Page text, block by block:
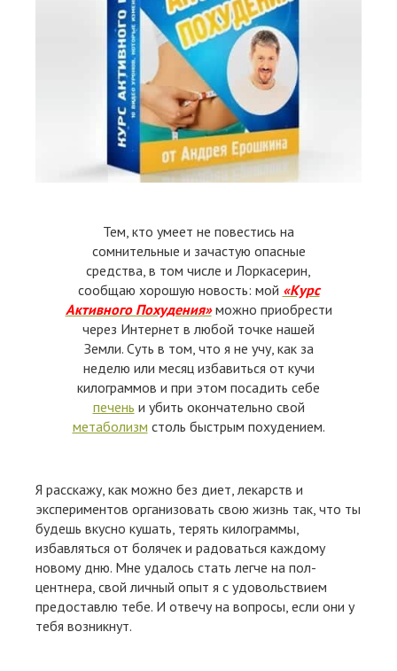
Тем, кто умеет не повестись на
сомнительные и зачастую опасные
средства, в том числе и Лоркасерин,
сообщаю хорошую новость: мой «Курс
Активного Похудения»можно приобрести
через Интернет в любой точке нашей
Земли. Суть в том, что я не учу, как за
неделю или месяц избавиться от кучи
килограммов и при этом посадить себе
печень и убить окончательно свой
метаболизм столь быстрым похудением.
Я расскажу, как можно без диет, лекарств и
экспериментов организовать свою жизнь так, что ты
будешь вкусно кушать, терять килограммы,
избавляться от болячек и радоваться каждому
новому дню. Мне удалось стать легче на пол-
центнера, свой личный опыт я с удовольствием
предоставлю тебе. И отвечу на вопросы, если они у
тебя возникнут.